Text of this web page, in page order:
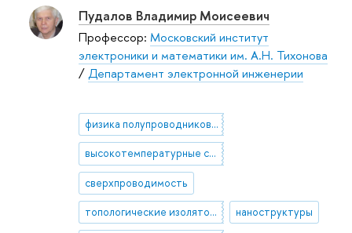
Пудалов Владимир Моисеевич
Профессор: Московский институт
электроники и математики им. А.Н. Тихонова
/Департамент электронной инженерии
физика полупроводников и микроэлектроника
высокотемпературные сверхпроводники
сверхпроводимость
топологические изоляторы наноструктуры